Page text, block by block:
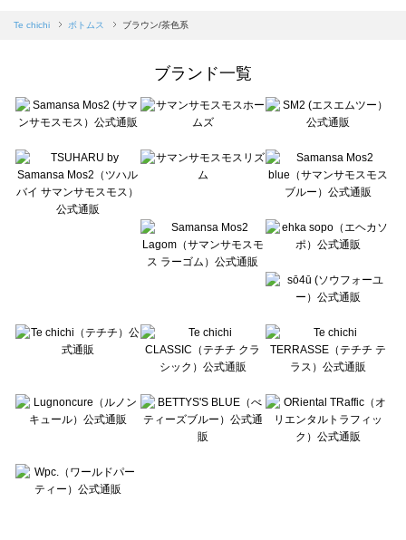
Samansa Mos2 blue（サマンサモスモス ブルー）のボトムス一覧
sō4ū（ソウフォーユー）のボトムス一覧
Te chichi（テチチ）のボトムス一覧
Te chichi CLASSIC（テチチ クラシック）のボトムス一覧
Lugnoncure（ルノンキュール）のボトムス一覧
BETTY'S BLUE（べティーズブルー）のボトムス一覧
Wpc.（ワールドパーティー）のボトムス一覧
Te chichi ボトムス ブラウン/茶色系
ブランド一覧